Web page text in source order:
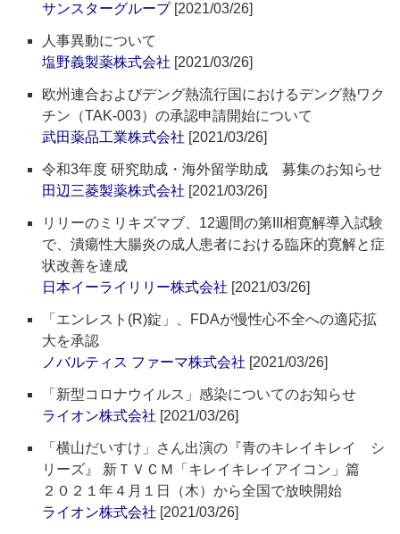
サンスターグループ[2021/03/26]
人事異動について
塩野義製薬株式会社 [2021/03/26]
欧州連合およびデング熱流行国におけるデング熱ワク
チン（TAK-003）の承認申請開始について
武田薬品工業株式会社 [2021/03/26]
令和3年度 研究助成・海外留学助成 募集のお知らせ
田辺三菱製薬株式会社 [2021/03/26]
リリーのミリキズマブ、12週間の第III相寛解導入試験
で、潰瘍性大腸炎の成人患者における臨床的寛解と症
状改善を達成
日本イーライリリー株式会社 [2021/03/26]
「エンレスト(R)錠」、FDAが慢性心不全への適応拡
大を承認
ノバルティス ファーマ株式会社 [2021/03/26]
「新型コロナウイルス」感染についてのお知らせ
ライオン株式会社 [2021/03/26]
「横山だいすけ」さん出演の『青のキレイキレイ シ
リーズ』 新ＴＶＣＭ「キレイキレイアイコン」篇
２０２１年４月１日（木）から全国で放映開始
ライオン株式会社 [2021/03/26]